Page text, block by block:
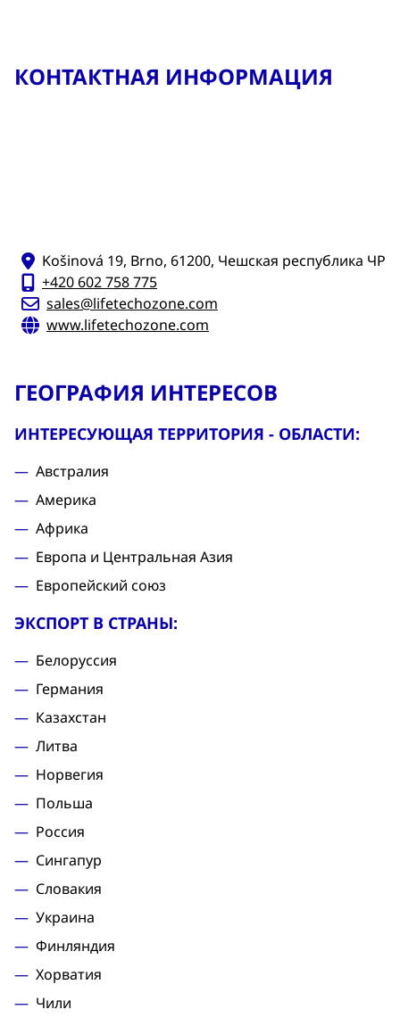
КОНТАКТНАЯ ИНФОРМАЦИЯ
Košinová 19, Brno, 61200, Чешская республика ЧР
+420 602 758 775
sales@lifetechozone.com
www.lifetechozone.com
ГЕОГРАФИЯ ИНТЕРЕСОВ
ИНТЕРЕСУЮЩАЯ ТЕРРИТОРИЯ - ОБЛАСТИ:
Австралия
Америка
Африка
Европа и Центральная Азия
Европейский союз
ЭКСПОРТ В СТРАНЫ:
Белоруссия
Германия
Казахстан
Литва
Норвегия
Польша
Россия
Сингапур
Словакия
Украина
Финляндия
Хорватия
Чили